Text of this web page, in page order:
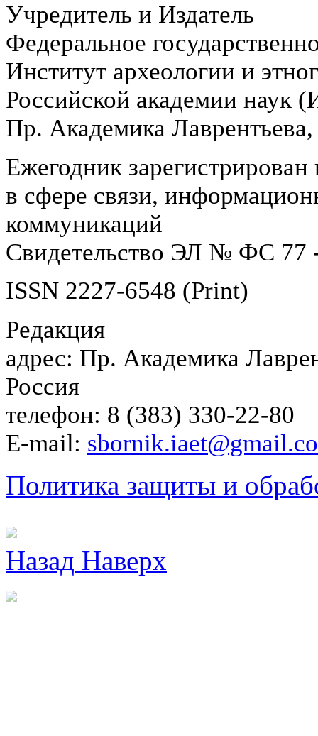
Учредитель и Издатель
Федеральное
Институт археологии и
Российской академии
Пр. Академика
Ежегодник
в сфере связи,
коммуникаций
Свидетельство ЭЛ № ФС 77
ISSN 2227-6548 (Print)
Редакция
адрес: Пр. Академика
Россия
телефон: 8 (383) 330-22-80
E-mail:
Политика защиты и
Назад Наверх